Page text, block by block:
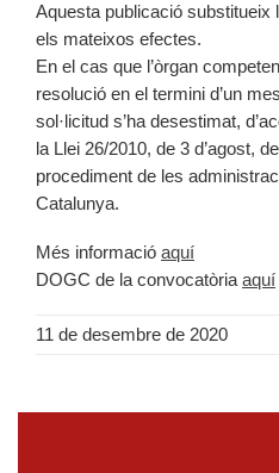
Aquesta publicació substitueix
els mateixos efectes.
En el cas que l’òrgan
resolució en el termini d’un
sol·licitud s’ha desestimat,
la Llei 26/2010, de 3 d’agost,
procediment de les
Catalunya.
Més informació aquí
DOGC de la convocatòria aquí
11 de desembre de 2020